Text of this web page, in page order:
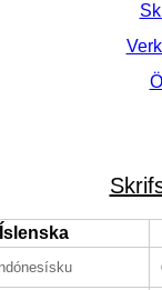
Íslenska